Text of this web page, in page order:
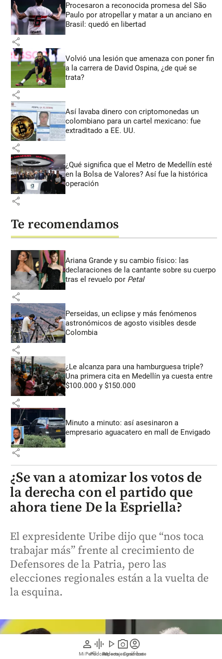
person
Mi Perfil
graphic_eq
Pódcast
play_arrow
Videos
photo_camera
Reportajes gráficos
account_circle
Suscríbete
Procesaron a reconocida promesa del São
Paulo por atropellar y matar a un anciano en
Brasil: quedó en libertad
share
Volvió una lesión que amenaza con poner fin
a la carrera de David Ospina, ¿de qué se
trata?
share
Así lavaba dinero con criptomonedas un
colombiano para un cartel mexicano: fue
extraditado a EE. UU.
share
¿Qué significa que el Metro de Medellín esté
en la Bolsa de Valores? Así fue la histórica
operación
share
Te recomendamos
Ariana Grande y su cambio físico: las
declaraciones de la cantante sobre su cuerpo
tras el revuelo por Petal
share
Perseidas, un eclipse y más fenómenos
astronómicos de agosto visibles desde
Colombia
share
¿Le alcanza para una hamburguesa triple?
Una primera cita en Medellín ya cuesta entre
$100.000 y $150.000
share
Minuto a minuto: así asesinaron a
empresario aguacatero en mall de Envigado
share
¿Se van a atomizar los votos de
la derecha con el partido que
ahora tiene De la Espriella?
El expresidente Uribe dijo que “nos toca
trabajar más” frente al crecimiento de
Defensores de la Patria, pero las
elecciones regionales están a la vuelta de
la esquina.